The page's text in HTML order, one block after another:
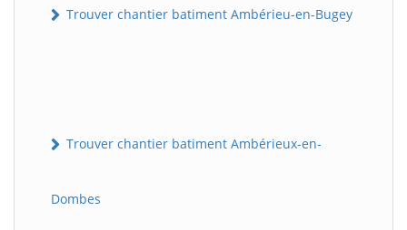
Trouver chantier batiment Ambérieu-en-Bugey
Trouver chantier batiment Ambérieux-en-
Dombes